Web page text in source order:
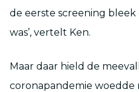
de eerste screening
was’, vertelt Ken.
Maar daar hield de
coronapandemie